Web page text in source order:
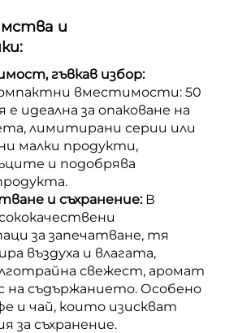
и
гъвкав избор:
вместимости: 50
е идеална за опаковане на
лимитирани серии или
малки продукти,
и подобрява
и съхранение: В
за запечатване, тя
въздуха и влагата,
свежест, аромат
на съдържанието. Особено
и чай, които изискват
за съхранение.